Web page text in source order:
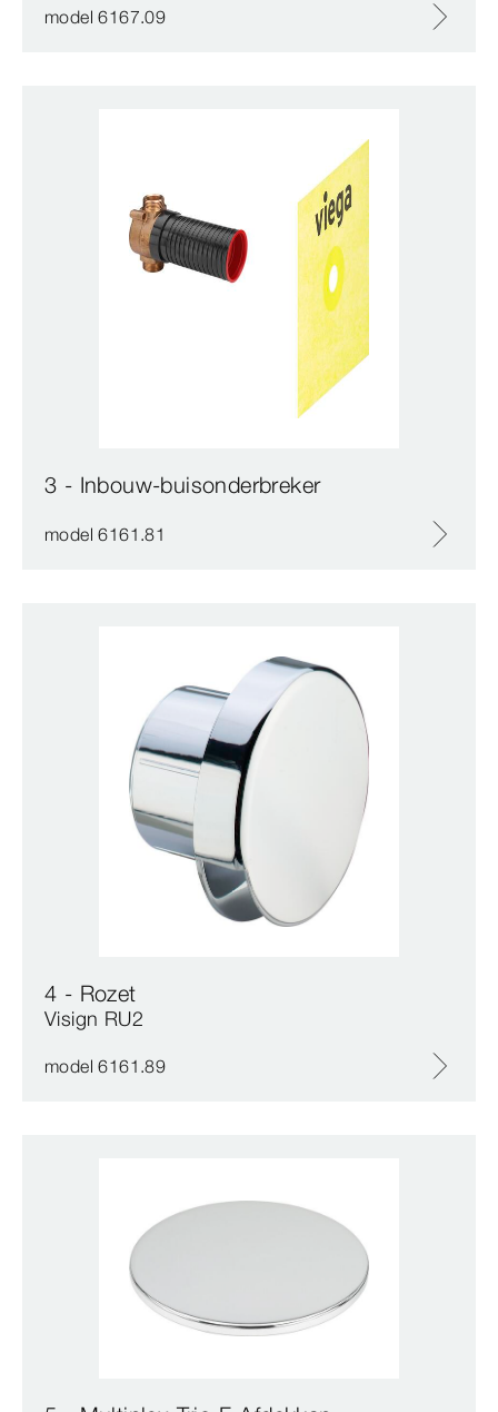
model 6167.09
3 - Inbouw-buisonderbreker
model 6161.81
4 - Rozet
Visign RU2
model 6161.89